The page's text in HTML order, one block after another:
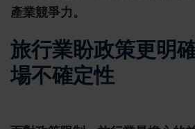
產業競爭力。
旅行業盼政策更明
場不確定性